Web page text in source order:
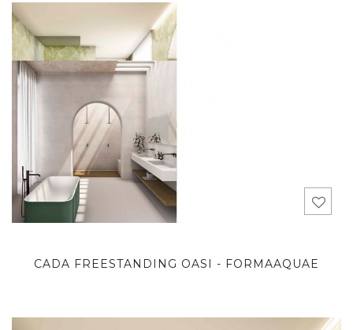
CADA FREESTANDING OASI - FORMAAQUAE